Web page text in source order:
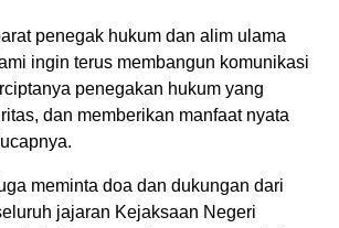
penegak hukum dan alim ulama
ingin terus membangun komunikasi
penegakan hukum yang
dan memberikan manfaat nyata
meminta doa dan dukungan dari
jajaran Kejaksaan Negeri